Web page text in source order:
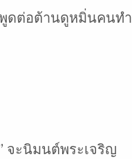
พูดต่อต้านดูหมิ่นคนท
จะนิมนต์พระเจริญ